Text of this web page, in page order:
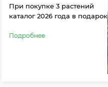
При покупке 3 растений
каталог 2026 года в подарок
Подробнее